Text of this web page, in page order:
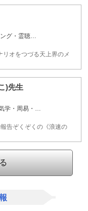
グ・霊聴…
リオをつづる天上界のメ
)先生
学・周易・…
告ぞくぞくの《浪速の